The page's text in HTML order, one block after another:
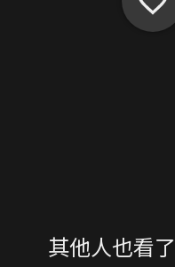
其他人也看了